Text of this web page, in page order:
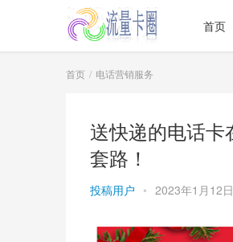
首页
首页 电话营销服务
送快递的电话
套路！
投稿用户 • 2023年1月12